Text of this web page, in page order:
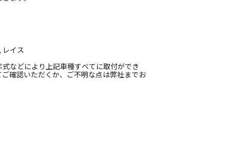
レイス
などにより上記車種すべてに取付ができ
確認いただくか、ご不明な点は弊社までお